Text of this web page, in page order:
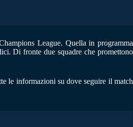
League. Quella in programma
Di fronte due squadre che promettono
le informazioni su dove seguire il match